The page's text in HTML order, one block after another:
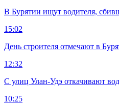
В Бурятии ищут водителя,
15:02
День строителя отмечают в
12:32
С улиц Улан-Удэ откачивают
10:25